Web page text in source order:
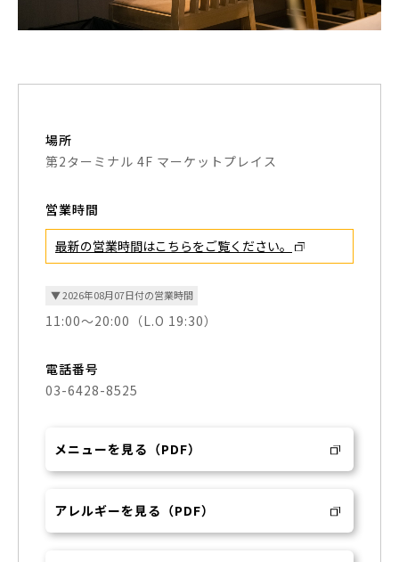
場所
第2ターミナル 4F マーケットプレイス
営業時間
最新の営業時間はこちらをご覧ください。
▼ 2026年08月07日付の営業時間
11:00～20:00（L.O 19:30）
電話番号
03-6428-8525
メニューを見る（PDF）
アレルギーを見る（PDF）